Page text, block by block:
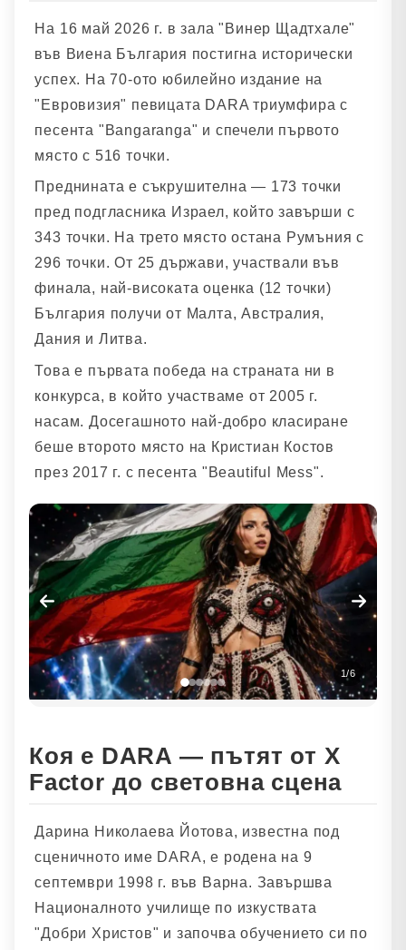
На 16 май 2026 г. в зала "Винер Щадтхале"
във Виена България постигна исторически
успех. На 70-ото юбилейно издание на
"Евровизия" певицата DARA триумфира с
песента "Bangaranga" и спечели първото
място с 516 точки.
Преднината е съкрушителна — 173 точки
пред подгласника Израел, който завърши с
343 точки. На трето място остана Румъния с
296 точки. От 25 държави, участвали във
финала, най-високата оценка (12 точки)
България получи от Малта, Австралия,
Дания и Литва.
Това е първата победа на страната ни в
конкурса, в който участваме от 2005 г.
насам. Досегашното най-добро класиране
беше второто място на Кристиан Костов
през 2017 г. с песента "Beautiful Mess".
1/6
Коя е DARA — пътят от X
Factor до световна сцена
Дарина Николаева Йотова, известна под
сценичното име DARA, е родена на 9
септември 1998 г. във Варна. Завършва
Националното училище по изкуствата
"Добри Христов" и започва обучението си по